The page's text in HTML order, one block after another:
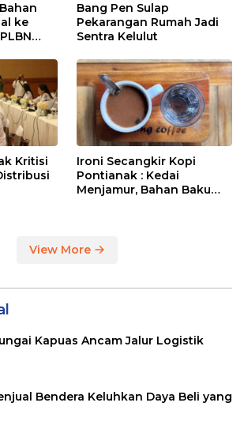
ke
Bang Pen Sulap
Pekarangan Rumah Jadi
Sentra Kelulut
Kritisi
Ironi Secangkir Kopi
Pontianak : Kedai
Menjamur, Bahan Baku
View More
Kapuas Ancam Jalur Logistik
Bendera Keluhkan Daya Beli yang